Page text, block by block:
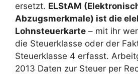
ersetzt. ELStAM
Abzugsmerkmale) ist die
Lohnsteuerkarte – mit ihr
die Steuerklasse oder der
Steuerklasse 4 erfasst.
2013 Daten zur Steuer per